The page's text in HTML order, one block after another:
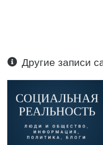
Другие записи